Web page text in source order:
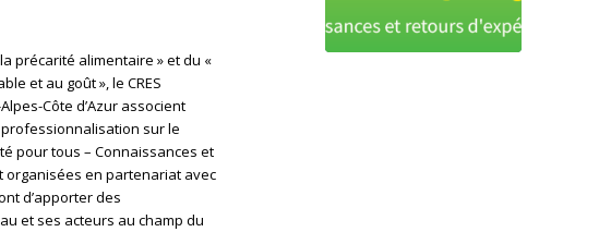
précarité alimentaire » et du «
et au goût », le CRES
Côte d’Azur associent
sur le
pour tous – Connaissances et
organisées en partenariat avec
d’apporter des
et ses acteurs au champ du